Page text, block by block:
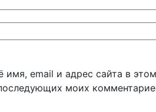
имя, email и адрес сайта в этом
моих